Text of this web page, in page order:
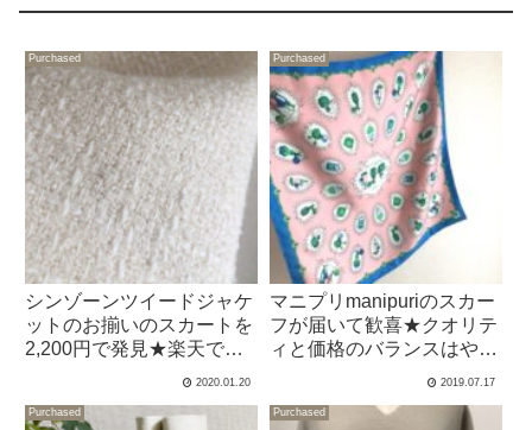
Purchased
シンゾーンツイードジャケ
ットのお揃いのスカートを
2,200円で発見★楽天でポ
2020.01.20
Purchased
マニプリmanipuriのスカー
フが届いて歓喜★クオリテ
ィと価格のバランスはやは
2019.07.17
Purchased Purchased